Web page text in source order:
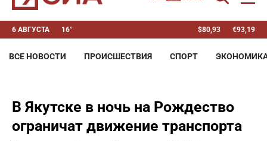
6 АВГУСТА 16° $80,93 €93,19
ВСЕ НОВОСТИ ПРОИСШЕСТВИЯ СПОРТ
В Якутске в ночь на Рождество
ограничат движение транспорта